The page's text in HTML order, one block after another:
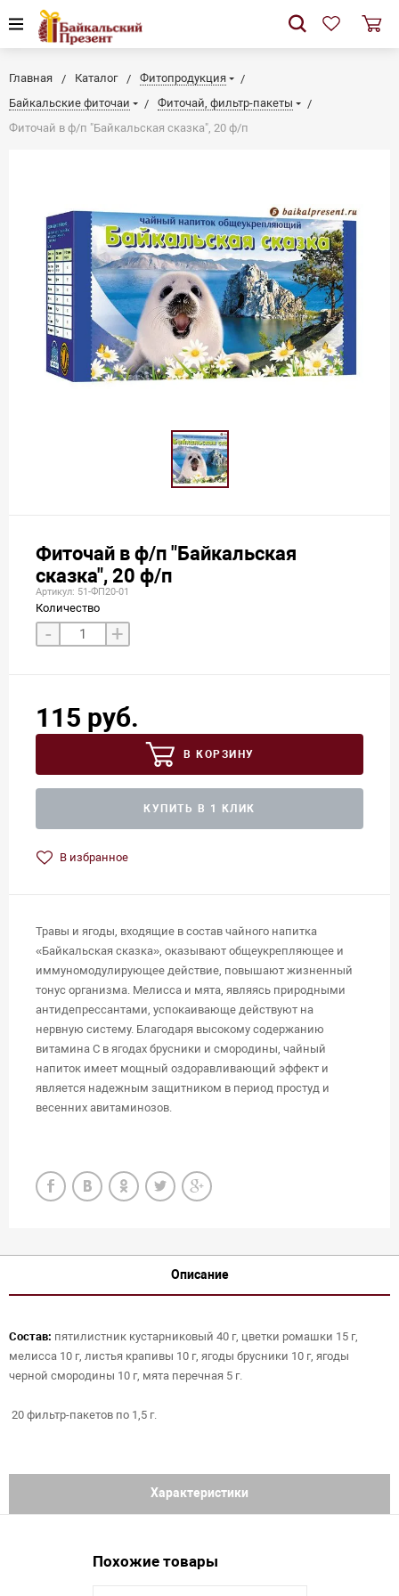
Главная Каталог
Фитопродукция
Байкальские фиточаи
Фиточай, фильтр-пакеты
Фиточай в ф/п "Байкальская сказка", 20 ф/п
Фиточай в ф/п "Байкальская
сказка", 20 ф/п
Артикул: 51-ФП20-01
Количество
- +
115 руб.
В КОРЗИНУ
КУПИТЬ В 1 КЛИК
В избранное
Травы и ягоды, входящие в состав чайного напитка
«Байкальская сказка», оказывают общеукрепляющее и
иммуномодулирующее действие, повышают жизненный
тонус организма. Мелисса и мята, являясь природными
антидепрессантами, успокаивающе действуют на
нервную систему. Благодаря высокому содержанию
витамина С в ягодах брусники и смородины, чайный
напиток имеет мощный оздоравливающий эффект и
является надежным защитником в период простуд и
весенних авитаминозов.
Описание
Состав: пятилистник кустарниковый 40 г, цветки ромашки 15 г,
мелисса 10 г, листья крапивы 10 г, ягоды брусники 10 г, ягоды
черной смородины 10 г, мята перечная 5 г.
20 фильтр-пакетов по 1,5 г.
Характеристики
Похожие товары